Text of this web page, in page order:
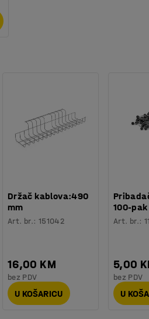
Držač kablova:490
mm
Art. br.: 151042
16,00 KM
bez PDV
U KOŠARICU
100-pak
Art. br.:
5,00
bez PDV
U